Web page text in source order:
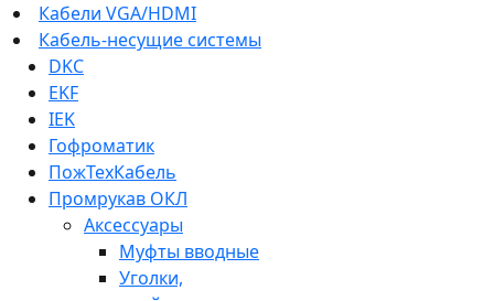
Кабели VGA/HDMI
Кабель-несущие системы
DKC
EKF
IEK
Гофроматик
ПожТехКабель
Промрукав ОКЛ
Аксессуары
Муфты вводные
Уголки,